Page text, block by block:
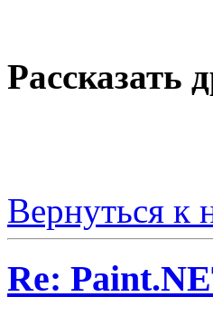
Рассказать
Вернуться к
Re: